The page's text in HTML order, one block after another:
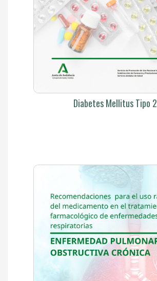
Diabetes Mellitus Tipo 2